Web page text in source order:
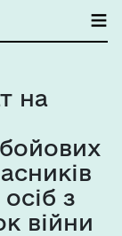
на
з
війни